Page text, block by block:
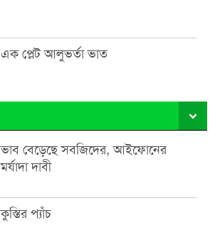
এক প্লেট আলুভর্তা ভাত
ভাব বেড়েছে সবজিদের, আইফোনের
মর্যাদা দাবী
কুস্তির প্যাঁচ